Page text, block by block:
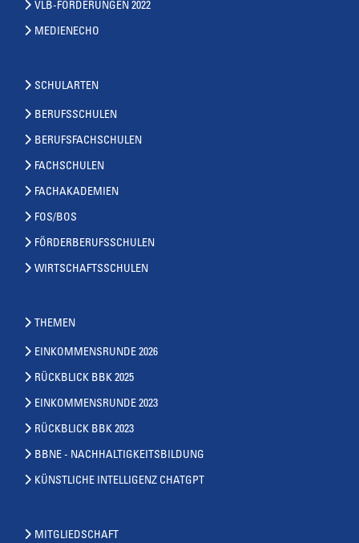
VLB-FORDERUNGEN 2022
MEDIENECHO
SCHULARTEN
BERUFSSCHULEN
BERUFSFACHSCHULEN
FACHSCHULEN
FACHAKADEMIEN
FOS/BOS
FÖRDERBERUFSSCHULEN
WIRTSCHAFTSSCHULEN
THEMEN
EINKOMMENSRUNDE 2026
RÜCKBLICK BBK 2025
EINKOMMENSRUNDE 2023
RÜCKBLICK BBK 2023
BBNE - NACHHALTIGKEITSBILDUNG
KÜNSTLICHE INTELLIGENZ CHATGPT
MITGLIEDSCHAFT